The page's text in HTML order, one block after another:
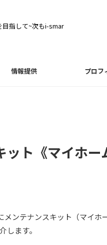
目指して~次もi-smar
情報提供 プロフ
ト《マイホー
ンテナンスキット（マイホ
します。